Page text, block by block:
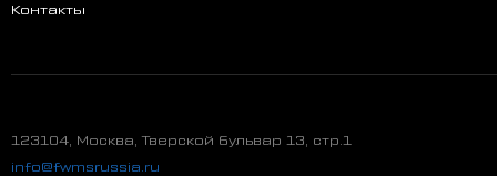
Контакты
123104, Москва, Тверской бульвар 13, стр.1
info@fwmsrussia.ru